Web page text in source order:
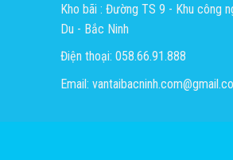
Kho bãi : Đường TS 9 - Khu công
Du - Bắc Ninh
Điện thoại: 058.66.91.888
Email: